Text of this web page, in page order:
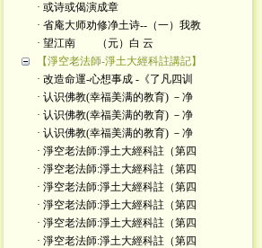
· 或诗或偈演成章
· 省庵大师劝修净土诗--（一）我教
· 望江南 （元）白 云
【淨空老法師-淨土大經科註講記】
· 改造命運-心想事成 -《了凡四训
· 认识佛教(幸福美满的教育) －净
· 认识佛教(幸福美满的教育) －净
· 认识佛教(幸福美满的教育) －净
· 淨空老法師:淨土大經科註（第四
· 淨空老法師:淨土大經科註（第四
· 淨空老法師:淨土大經科註（第四
· 淨空老法師:淨土大經科註（第四
· 淨空老法師:淨土大經科註（第四
· 淨空老法師:淨土大經科註（第四